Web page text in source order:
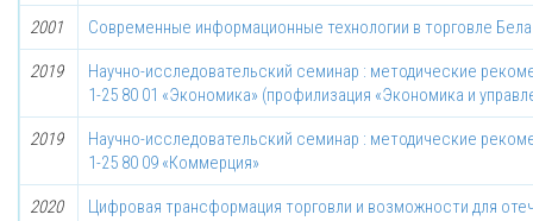
2001 Современные информационные технологии в торговле
2019
Научно-исследовательский семинар : методические
1-25 80 01 «Экономика» (профилизация «Экономика и
2019
Научно-исследовательский семинар : методические
1-25 80 09 «Коммерция»
2020 Цифровая трансформация торговли и возможности для